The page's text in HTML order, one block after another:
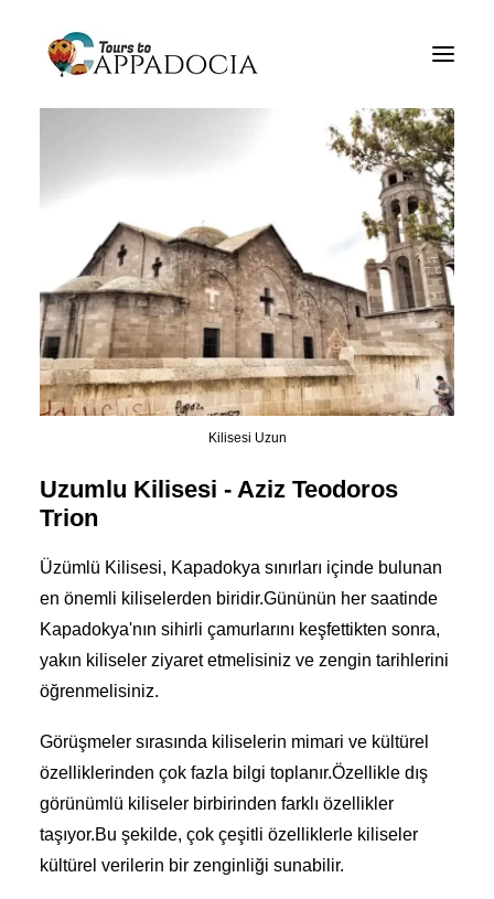
Kapadokya Tours Hakkında
Cappadocia Tur Paketleri
Cappadocia Balloon Tours
Blogun
Hakkında
İletişim
Kilisesi Uzun
Uzumlu Kilisesi - Aziz Teodoros
Trion
Üzümlü Kilisesi, Kapadokya sınırları içinde bulunan
en önemli kiliselerden biridir.Gününün her saatinde
Kapadokya'nın sihirli çamurlarını keşfettikten sonra,
yakın kiliseler ziyaret etmelisiniz ve zengin tarihlerini
öğrenmelisiniz.
Görüşmeler sırasında kiliselerin mimari ve kültürel
özelliklerinden çok fazla bilgi toplanır.Özellikle dış
görünümlü kiliseler birbirinden farklı özellikler
taşıyor.Bu şekilde, çok çeşitli özelliklerle kiliseler
kültürel verilerin bir zenginliği sunabilir.